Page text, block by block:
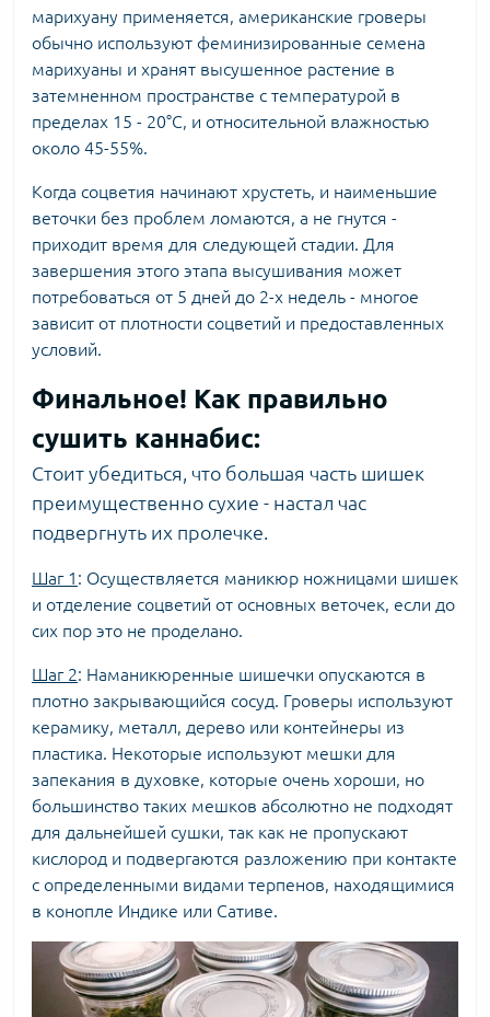
марихуану применяется, американские гроверы
обычно используют феминизированные семена
марихуаны и хранят высушенное растение в
затемненном пространстве с температурой в
пределах 15 - 20°C, и относительной влажностью
около 45-55%.
Когда соцветия начинают хрустеть, и наименьшие
веточки без проблем ломаются, а не гнутся -
приходит время для следующей стадии. Для
завершения этого этапа высушивания может
потребоваться от 5 дней до 2-х недель - многое
зависит от плотности соцветий и предоставленных
условий.
Финальное! Как правильно
сушить каннабис:
Стоит убедиться, что большая часть шишек
преимущественно сухие - настал час
подвергнуть их пролечке.
Шаг 1 : Осуществляется маникюр ножницами шишек
и отделение соцветий от основных веточек, если до
сих пор это не проделано.
Шаг 2: Наманикюренные шишечки опускаются в
плотно закрывающийся сосуд. Гроверы используют
керамику, металл, дерево или контейнеры из
пластика. Некоторые используют мешки для
запекания в духовке, которые очень хороши, но
большинство таких мешков абсолютно не подходят
для дальнейшей сушки, так как не пропускают
кислород и подвергаются разложению при контакте
с определенными видами терпенов, находящимися
в конопле Индике или Сативе.